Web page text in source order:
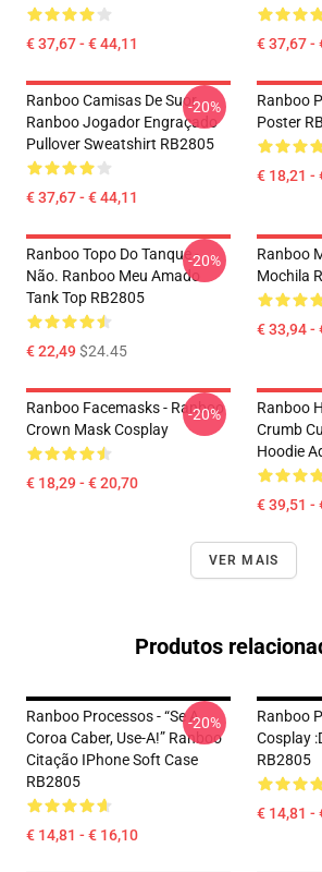
€ 37,67 - € 44,11 € 37,67 -
Ranboo Camisas De Suor
Ranboo Jogador Engraçado
Pullover Sweatshirt RB2805
€ 37,67 - € 44,11
-20%
Ranboo
Poster
€ 18,21 -
Ranboo Topo Do Tanque -
Não. Ranboo Meu Amado
Tank Top RB2805
€ 22,49$24.45
-20%
Ranboo
Mochila
€ 33,94 -
Ranboo Facemasks - Ranboo
Crown Mask Cosplay
€ 18,29 - € 20,70
-20%
Ranboo
Crumb
Hoodie
€ 39,51 -
VER MAIS
Produtos
Ranboo Processos - “Se A
Coroa Caber, Use-A!” Ranboo
Citação IPhone Soft Case
RB2805
€ 14,81 - € 16,10
-20%
Ranboo
Cosplay
RB2805
€ 14,81 -